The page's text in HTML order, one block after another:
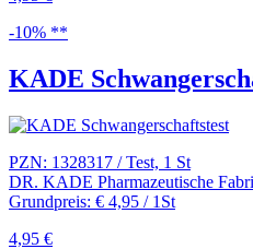
-10% **
KADE
PZN: 1328317 / Test, 1 St
DR. KADE Pharmazeutische
Grundpreis: € 4,95 / 1St
4,95 €